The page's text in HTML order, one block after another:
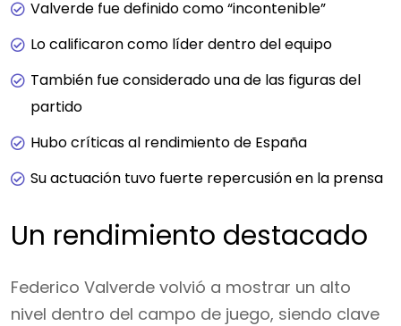
Valverde fue definido como “incontenible”
Lo calificaron como líder dentro del equipo
También fue considerado una de las figuras del
partido
Hubo críticas al rendimiento de España
Su actuación tuvo fuerte repercusión en la prensa
Un rendimiento destacado
Federico Valverde volvió a mostrar un alto
nivel dentro del campo de juego, siendo clave